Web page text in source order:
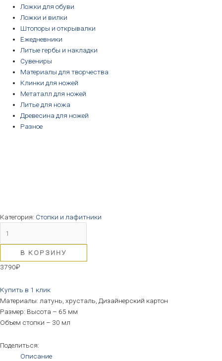
Ложки для обуви
Ложки и вилки
Штопоры и открывалки
Ежедневники
Литые гербы и накладки
Сувениры
Материалы для творчества
Клинки для ножей
Метаталл для ножей
Литье для ножа
Древесина для ножей
Разное
Категория: Стопки и лафитники
В КОРЗИНУ
3790₽
Купить в 1 клик
Материалы: латунь, хрусталь, Дизайнерский картон
Размер: Высота – 65 мм
Объем стопки – 30 мл
Поделиться:
Описание